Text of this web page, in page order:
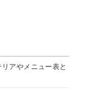
アやメニュー表と